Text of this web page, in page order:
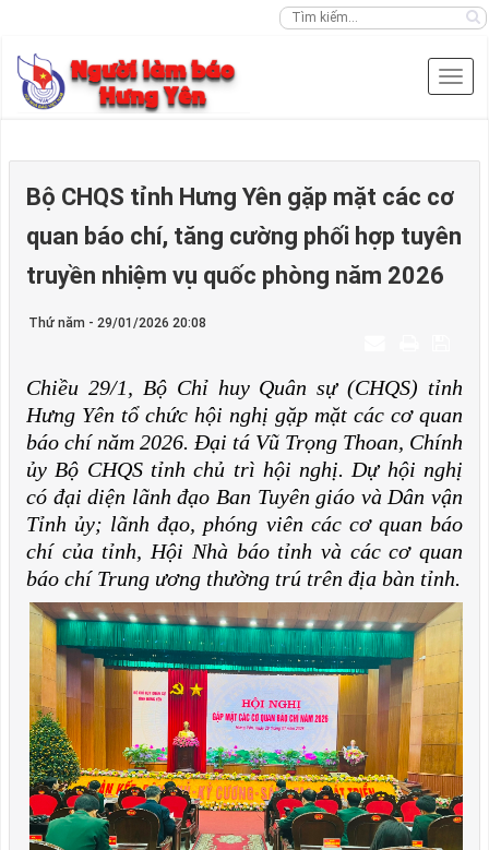
Bộ CHQS tỉnh Hưng Yên gặp mặt các cơ
quan báo chí, tăng cường phối hợp tuyên
truyền nhiệm vụ quốc phòng năm 2026
Thứ năm - 29/01/2026 20:08
Chiều 29/1, Bộ Chỉ huy Quân sự (CHQS) tỉnh
Hưng Yên tổ chức hội nghị gặp mặt các cơ quan
báo chí năm 2026. Đại tá Vũ Trọng Thoan, Chính
ủy Bộ CHQS tỉnh chủ trì hội nghị. Dự hội nghị
có đại diện lãnh đạo Ban Tuyên giáo và Dân vận
Tỉnh ủy; lãnh đạo, phóng viên các cơ quan báo
chí của tỉnh, Hội Nhà báo tỉnh và các cơ quan
báo chí Trung ương thường trú trên địa bàn tỉnh.